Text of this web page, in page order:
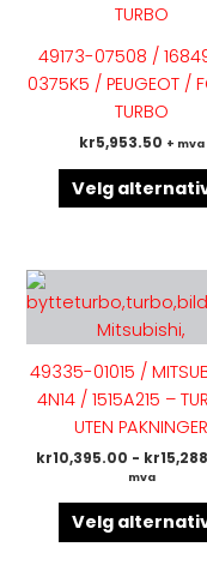
49173-07508 /
0375K5 / PEUGEOT /
TURBO
kr5,953.50 + mva
Velg
49335-01015 /
4N14 / 1515A215 –
UTEN PAKNINGER
kr10,395.00 - kr
mva
Velg